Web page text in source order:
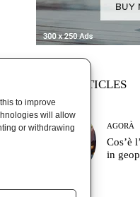
to improve
will allow
or withdrawing
LATEST ARTICLES
AGORÀ
Cos’è
in